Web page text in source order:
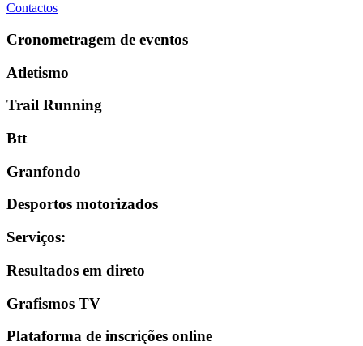
Contactos
Cronometragem de eventos
Atletismo
Trail Running
Btt
Granfondo
Desportos motorizados
Serviços:
Resultados em direto
Grafismos TV
Plataforma de inscrições online